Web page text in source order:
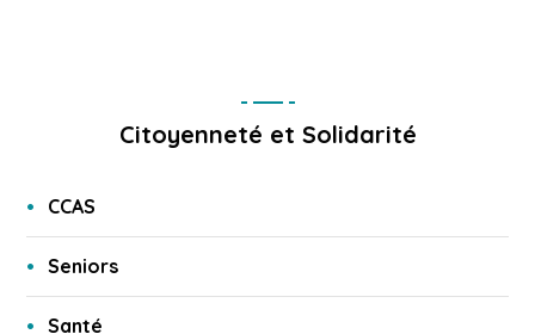
Citoyenneté et Solidarité
CCAS
Seniors
Santé